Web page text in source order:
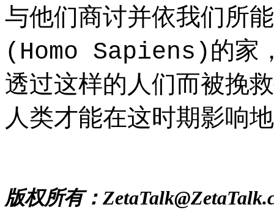
与他们商讨并依我们所
(Homo Sapiens)的家
透过这样的人们而被挽
人类才能在这时期影响
版权所有：